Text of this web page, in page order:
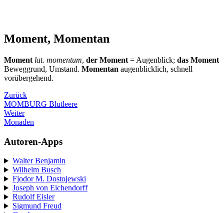
Moment, Momentan
Moment lat. momentum, der Moment = Augenblick; das Moment
Beweggrund, Umstand. Momentan augenblicklich, schnell
vorübergehend.
Zurück
MOMBURG Blutleere
Weiter
Monaden
Autoren-Apps
Walter Benjamin
Wilhelm Busch
Fjodor M. Dostojewski
Joseph von Eichendorff
Rudolf Eisler
Sigmund Freud